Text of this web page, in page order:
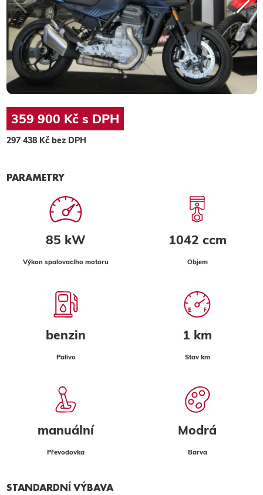
359 900 Kč s DPH
297 438 Kč bez DPH
PARAMETRY
85 kW
Výkon spalovacího motoru
1042 ccm
Objem
benzin
Palivo
1 km
Stav km
manuální
Převodovka
Modrá
Barva
STANDARDNÍ VÝBAVA